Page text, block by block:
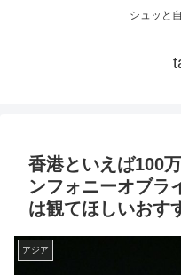
シュッと
香港といえば100
ンフォニーオブラ
は観てほしいおす
アジア